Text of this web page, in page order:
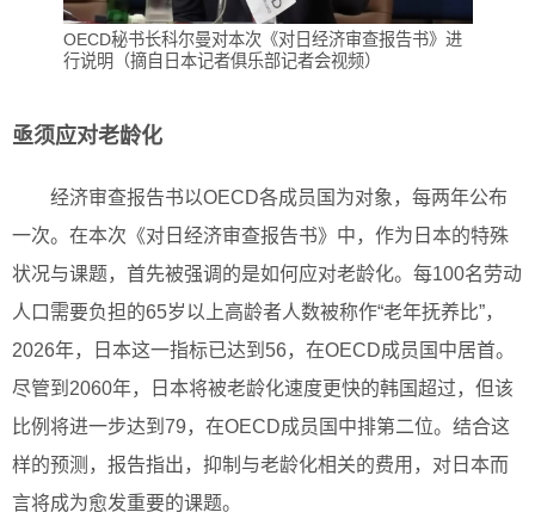
OECD秘书长科尔曼对本次《对日经济审查报告书》进
行说明（摘自日本记者俱乐部记者会视频）
亟须应对老龄化
经济审查报告书以OECD各成员国为对象，每两年公布
一次。在本次《对日经济审查报告书》中，作为日本的特殊
状况与课题，首先被强调的是如何应对老龄化。每100名劳动
人口需要负担的65岁以上高龄者人数被称作“老年抚养比”，
2026年，日本这一指标已达到56，在OECD成员国中居首。
尽管到2060年，日本将被老龄化速度更快的韩国超过，但该
比例将进一步达到79，在OECD成员国中排第二位。结合这
样的预测，报告指出，抑制与老龄化相关的费用，对日本而
言将成为愈发重要的课题。